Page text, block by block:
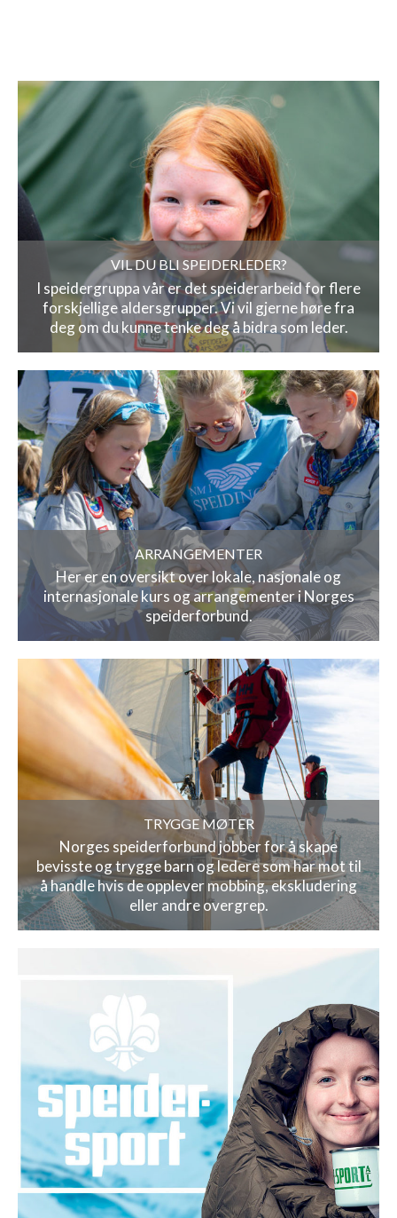
VIL DU BLI SPEIDERLEDER?
I speidergruppa vår er det speiderarbeid for flere
forskjellige aldersgrupper. Vi vil gjerne høre fra
deg om du kunne tenke deg å bidra som leder.
ARRANGEMENTER
Her er en oversikt over lokale, nasjonale og
internasjonale kurs og arrangementer i Norges
speiderforbund.
TRYGGE MØTER
Norges speiderforbund jobber for å skape
bevisste og trygge barn og ledere som har mot til
å handle hvis de opplever mobbing, ekskludering
eller andre overgrep.